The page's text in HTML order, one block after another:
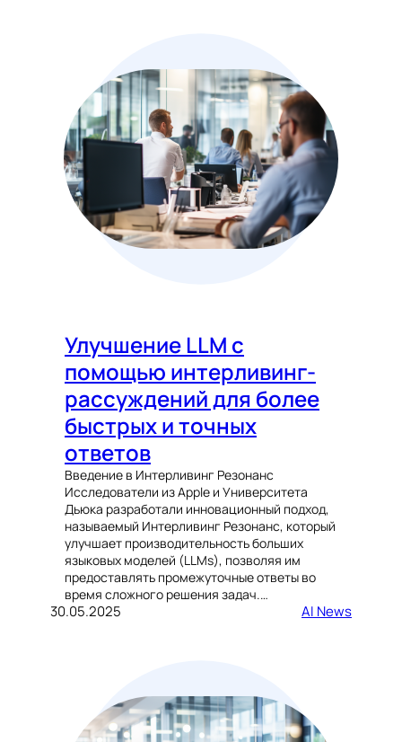
Улучшение LLM с
помощью интерливинг-
рассуждений для более
быстрых и точных
ответов
Введение в Интерливинг Резонанс
Исследователи из Apple и Университета
Дьюка разработали инновационный подход,
называемый Интерливинг Резонанс, который
улучшает производительность больших
языковых моделей (LLMs), позволяя им
предоставлять промежуточные ответы во
время сложного решения задач.…
30.05.2025 AI News